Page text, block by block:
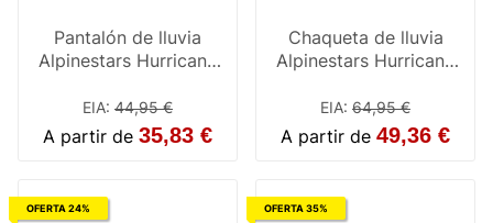
Pantalón de lluvia
Alpinestars Hurricane
EIA: 44,95 €
A partir de 35,83 €
Chaqueta de lluvia
Alpinestars Hurricane
EIA: 64,95 €
A partir de 49,36 €
OFERTA 24% OFERTA 35%